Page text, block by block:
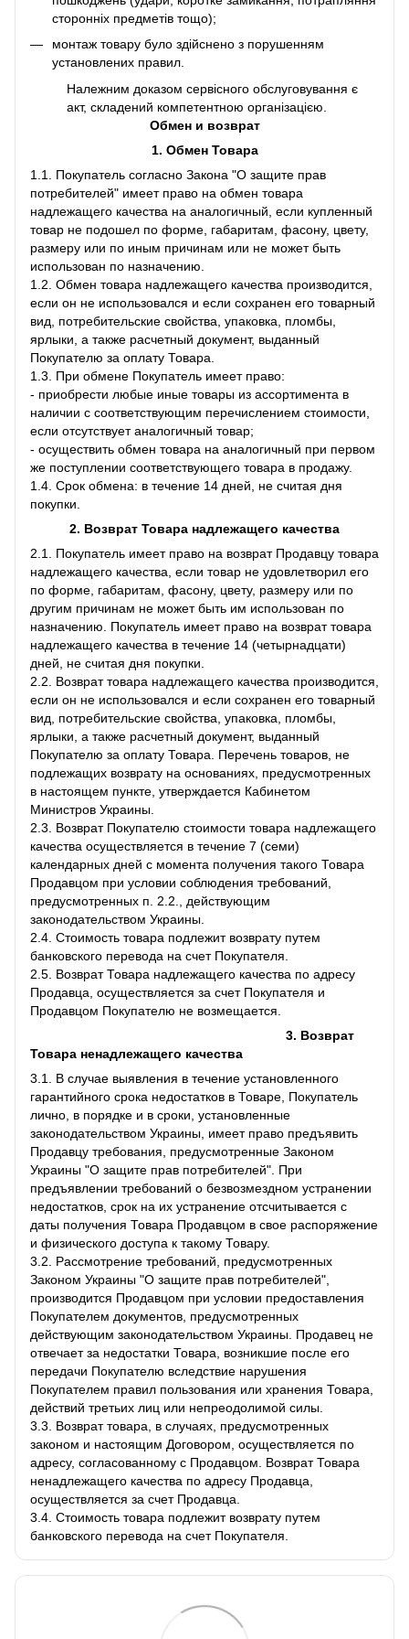
сторонніх предметів тощо);
монтаж товару було здійснено з порушенням
установлених правил.
Належним доказом сервісного обслуговування є
акт, складений компетентною організацією.
Обмен и возврат
1. Обмен Товара
1.1. Покупатель согласно Закона "О защите прав
потребителей" имеет право на обмен товара
надлежащего качества на аналогичный, если купленный
товар не подошел по форме, габаритам, фасону, цвету,
размеру или по иным причинам или не может быть
использован по назначению.
1.2. Обмен товара надлежащего качества производится,
если он не использовался и если сохранен его товарный
вид, потребительские свойства, упаковка, пломбы,
ярлыки, а также расчетный документ, выданный
Покупателю за оплату Товара.
1.3. При обмене Покупатель имеет право:
- приобрести любые иные товары из ассортимента в
наличии с соответствующим перечислением стоимости,
если отсутствует аналогичный товар;
- осуществить обмен товара на аналогичный при первом
же поступлении соответствующего товара в продажу.
1.4. Срок обмена: в течение 14 дней, не считая дня
покупки.
2. Возврат Товара надлежащего качества
2.1. Покупатель имеет право на возврат Продавцу товара
надлежащего качества, если товар не удовлетворил его
по форме, габаритам, фасону, цвету, размеру или по
другим причинам не может быть им использован по
назначению. Покупатель имеет право на возврат товара
надлежащего качества в течение 14 (четырнадцати)
дней, не считая дня покупки.
2.2. Возврат товара надлежащего качества производится,
если он не использовался и если сохранен его товарный
вид, потребительские свойства, упаковка, пломбы,
ярлыки, а также расчетный документ, выданный
Покупателю за оплату Товара. Перечень товаров, не
подлежащих возврату на основаниях, предусмотренных
в настоящем пункте, утверждается Кабинетом
Министров Украины.
2.3. Возврат Покупателю стоимости товара надлежащего
качества осуществляется в течение 7 (семи)
календарных дней с момента получения такого Товара
Продавцом при условии соблюдения требований,
предусмотренных п. 2.2., действующим
законодательством Украины.
2.4. Стоимость товара подлежит возврату путем
банковского перевода на счет Покупателя.
2.5. Возврат Товара надлежащего качества по адресу
Продавца, осуществляется за счет Покупателя и
Продавцом Покупателю не возмещается.
3. Возврат
Товара ненадлежащего качества
3.1. В случае выявления в течение установленного
гарантийного срока недостатков в Товаре, Покупатель
лично, в порядке и в сроки, установленные
законодательством Украины, имеет право предъявить
Продавцу требования, предусмотренные Законом
Украины "О защите прав потребителей". При
предъявлении требований о безвозмездном устранении
недостатков, срок на их устранение отсчитывается с
даты получения Товара Продавцом в свое распоряжение
и физического доступа к такому Товару.
3.2. Рассмотрение требований, предусмотренных
Законом Украины "О защите прав потребителей",
производится Продавцом при условии предоставления
Покупателем документов, предусмотренных
действующим законодательством Украины. Продавец не
отвечает за недостатки Товара, возникшие после его
передачи Покупателю вследствие нарушения
Покупателем правил пользования или хранения Товара,
действий третьих лиц или непреодолимой силы.
3.3. Возврат товара, в случаях, предусмотренных
законом и настоящим Договором, осуществляется по
адресу, согласованному с Продавцом. Возврат Товара
ненадлежащего качества по адресу Продавца,
осуществляется за счет Продавца.
3.4. Стоимость товара подлежит возврату путем
банковского перевода на счет Покупателя.